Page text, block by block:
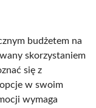
budżetem na
skorzystaniem
się z
w swoim
wymaga